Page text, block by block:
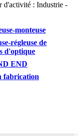
d'activité : Industrie -
monteuse
régleuse de
d'optique
END
fabrication